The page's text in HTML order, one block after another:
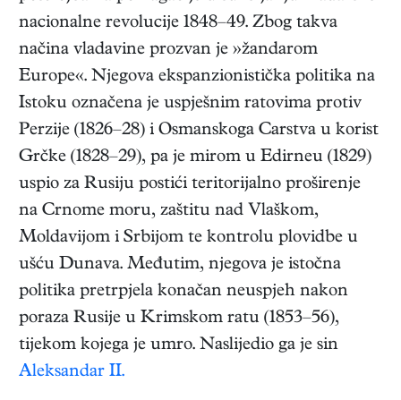
nacionalne revolucije 1848–49. Zbog takva
načina vladavine prozvan je »žandarom
Europe«. Njegova ekspanzionistička politika na
Istoku označena je uspješnim ratovima protiv
Perzije (1826–28) i Osmanskoga Carstva u korist
Grčke (1828–29), pa je mirom u Edirneu (1829)
uspio za Rusiju postići teritorijalno proširenje
na Crnome moru, zaštitu nad Vlaškom,
Moldavijom i Srbijom te kontrolu plovidbe u
ušću Dunava. Međutim, njegova je istočna
politika pretrpjela konačan neuspjeh nakon
poraza Rusije u Krimskom ratu (1853–56),
tijekom kojega je umro. Naslijedio ga je sin
Aleksandar II.